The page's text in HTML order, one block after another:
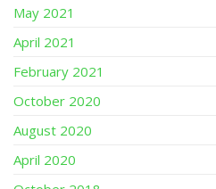
May 2021
April 2021
February 2021
October 2020
August 2020
April 2020